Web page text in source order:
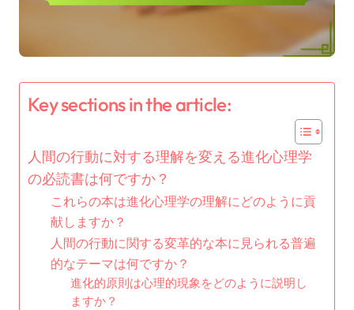
Key sections in the article:
人間の行動に対する理解を変える進化心理学
の必読書は何ですか？
これらの本は進化心理学の理解にどのように貢
献しますか？
人間の行動に関する変革的な本に見られる普遍
的なテーマは何ですか？
進化的原則は心理的現象をどのように説明し
ますか？